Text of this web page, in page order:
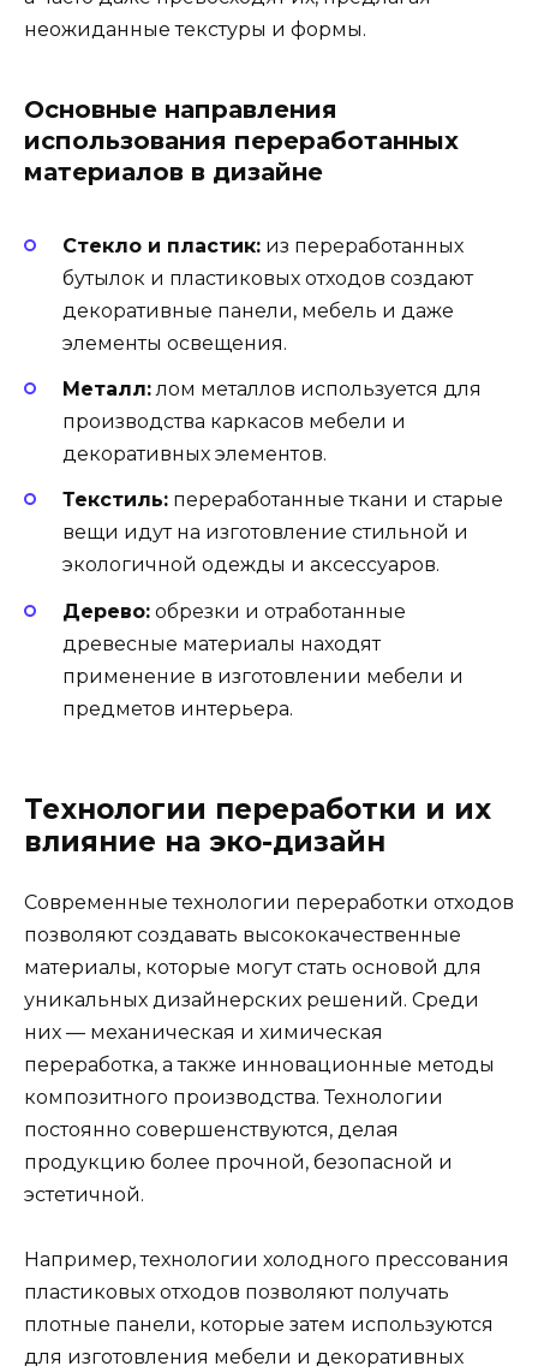
неожиданные текстуры и формы.
Основные направления
использования переработанных
материалов в дизайне
Стекло и пластик: из переработанных
бутылок и пластиковых отходов создают
декоративные панели, мебель и даже
элементы освещения.
Металл:лом металлов используется для
производства каркасов мебели и
декоративных элементов.
Текстиль: переработанные ткани и старые
вещи идут на изготовление стильной и
экологичной одежды и аксессуаров.
Дерево: обрезки и отработанные
древесные материалы находят
применение в изготовлении мебели и
предметов интерьера.
Технологии переработки и их
влияние на эко-дизайн
Современные технологии переработки отходов
позволяют создавать высококачественные
материалы, которые могут стать основой для
уникальных дизайнерских решений. Среди
них — механическая и химическая
переработка, а также инновационные методы
композитного производства. Технологии
постоянно совершенствуются, делая
продукцию более прочной, безопасной и
эстетичной.
Например, технологии холодного прессования
пластиковых отходов позволяют получать
плотные панели, которые затем используются
для изготовления мебели и декоративных